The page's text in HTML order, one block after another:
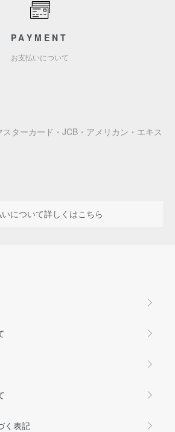
PAYMENT
お支払いについて
ターカード・JCB・アメリカン・エキス
について詳しくはこちら
く表記